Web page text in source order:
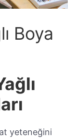
Boya
yeteneğini